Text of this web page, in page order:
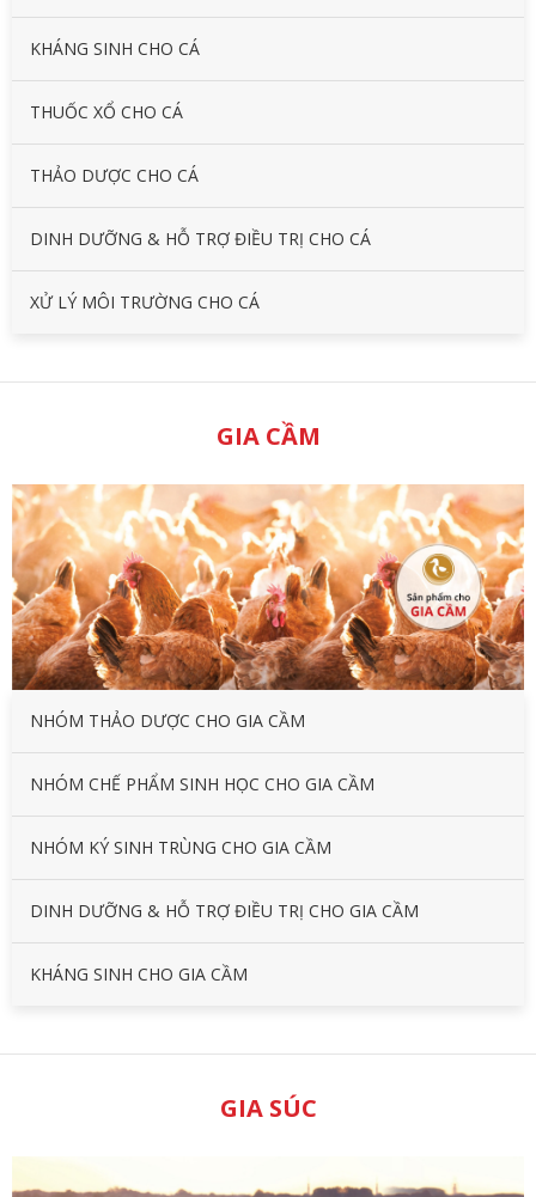
KHÁNG SINH CHO CÁ
THUỐC XỔ CHO CÁ
THẢO DƯỢC CHO CÁ
DINH DƯỠNG & HỖ TRỢ ĐIỀU TRỊ CHO CÁ
XỬ LÝ MÔI TRƯỜNG CHO CÁ
GIA CẦM
NHÓM THẢO DƯỢC CHO GIA CẦM
NHÓM CHẾ PHẨM SINH HỌC CHO GIA CẦM
NHÓM KÝ SINH TRÙNG CHO GIA CẦM
DINH DƯỠNG & HỖ TRỢ ĐIỀU TRỊ CHO GIA CẦM
KHÁNG SINH CHO GIA CẦM
GIA SÚC